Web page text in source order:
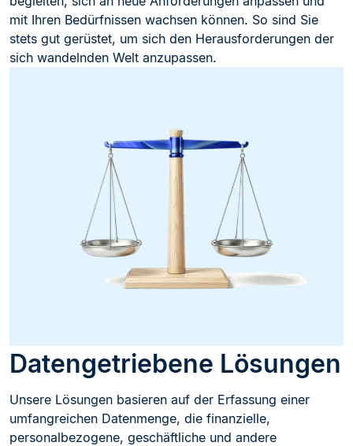
mit Ihren Bedürfnissen wachsen können. So sind Sie
stets gut gerüstet, um sich den Herausforderungen der
sich wandelnden Welt anzupassen.
Datengetriebene Lösungen
Unsere Lösungen basieren auf der Erfassung einer
umfangreichen Datenmenge, die finanzielle,
personalbezogene, geschäftliche und andere